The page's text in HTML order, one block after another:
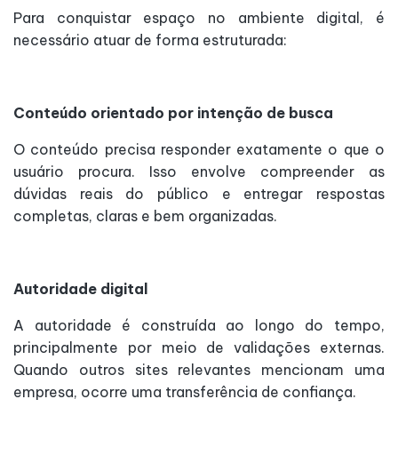
Para conquistar espaço no ambiente digital, é
necessário atuar de forma estruturada:
Conteúdo orientado por intenção de busca
O conteúdo precisa responder exatamente o que o
usuário procura. Isso envolve compreender as
dúvidas reais do público e entregar respostas
completas, claras e bem organizadas.
Autoridade digital
A autoridade é construída ao longo do tempo,
principalmente por meio de validações externas.
Quando outros sites relevantes mencionam uma
empresa, ocorre uma transferência de confiança.